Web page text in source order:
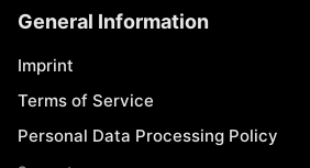
General Information
Imprint
Terms of Service
Personal Data Processing Policy